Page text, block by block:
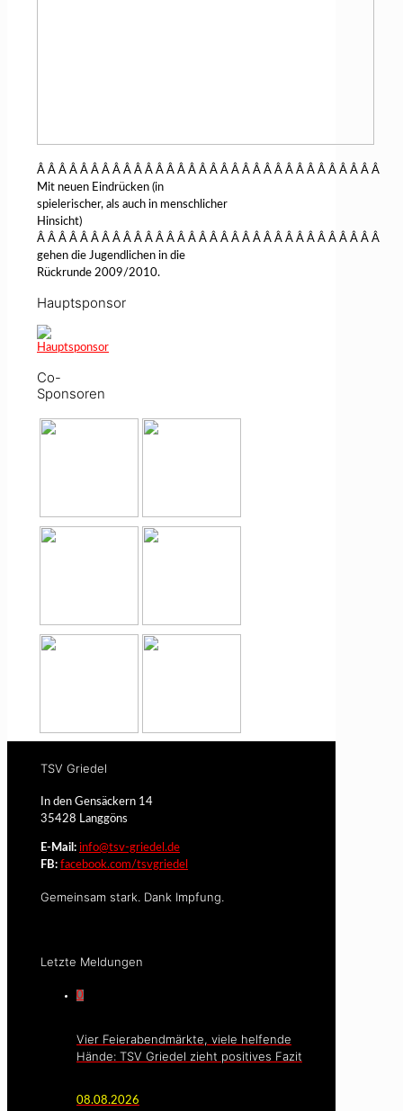
Â Â Â Â Â Â Â Â Â Â Â Â Â Â Â Â Â Â Â Â Â Â Â Â Â Â Â Â Â Â Â Â
Mit neuen Eindrücken (in
spielerischer, als auch in menschlicher
Hinsicht)
Â Â Â Â Â Â Â Â Â Â Â Â Â Â Â Â Â Â Â Â Â Â Â Â Â Â Â Â Â Â Â Â
gehen die Jugendlichen in die
Rückrunde 2009/2010.
Hauptsponsor
Co-
Sponsoren
TSV Griedel
In den Gensäckern 14
35428 Langgöns
E-Mail: info@tsv-griedel.de
FB: facebook.com/tsvgriedel
Gemeinsam stark. Dank Impfung.
Letzte Meldungen
0
Vier Feierabendmärkte, viele helfende
Hände: TSV Griedel zieht positives Fazit
08.08.2026